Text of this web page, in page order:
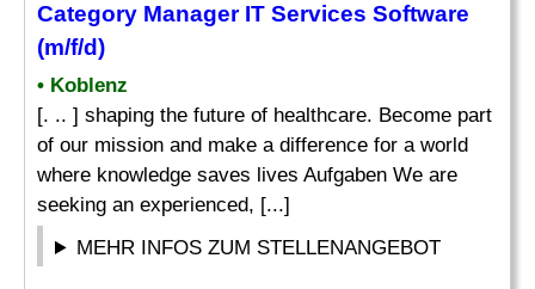
Category ManagerIT Services Software
(m/f/d)
• Koblenz
[. .. ] shaping the future of healthcare. Become part
of our mission and make a difference for a world
where knowledge saves lives Aufgaben We are
seeking an experienced, [...]
MEHR INFOS ZUM STELLENANGEBOT